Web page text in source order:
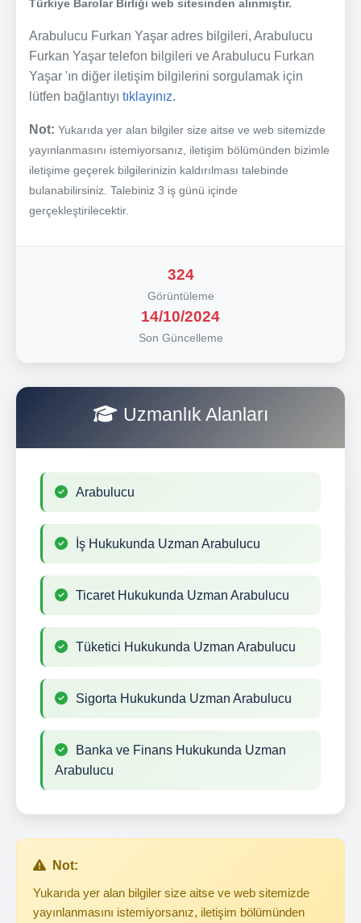
Türkiye Barolar Birliği web sitesinden alınmıştır.
Arabulucu Furkan Yaşar adres bilgileri, Arabulucu
Furkan Yaşar telefon bilgileri ve Arabulucu Furkan
Yaşar 'ın diğer iletişim bilgilerini sorgulamak için
lütfen bağlantıyı tıklayınız.
Not: Yukarıda yer alan bilgiler size aitse ve web sitemizde
yayınlanmasını istemiyorsanız, iletişim bölümünden bizimle
iletişime geçerek bilgilerinizin kaldırılması talebinde
bulanabilirsiniz. Talebiniz 3 iş günü içinde
gerçekleştirilecektir.
324
Görüntüleme
14/10/2024
Son Güncelleme
Uzmanlık Alanları
Arabulucu
İş Hukukunda Uzman Arabulucu
Ticaret Hukukunda Uzman Arabulucu
Tüketici Hukukunda Uzman Arabulucu
Sigorta Hukukunda Uzman Arabulucu
Banka ve Finans Hukukunda Uzman
Arabulucu
Not:
Yukarıda yer alan bilgiler size aitse ve web sitemizde
yayınlanmasını istemiyorsanız, iletişim bölümünden